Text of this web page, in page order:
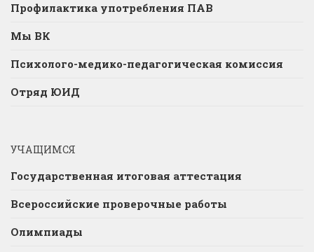
Профилактика употребления ПАВ
Мы ВК
Психолого-медико-педагогическая комиссия
Отряд ЮИД
УЧАЩИМСЯ
Государственная итоговая аттестация
Всероссийские проверочные работы
Олимпиады